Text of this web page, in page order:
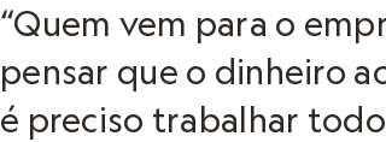
“Quem vem para o
pensar que o dinheiro
é preciso trabalhar